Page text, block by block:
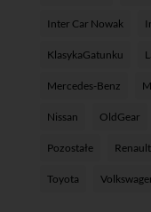
Inter Car Nowak
KlasykaGatunku
Mercedes-Benz
Nissan OldGear
Pozostałe Renault
Toyota